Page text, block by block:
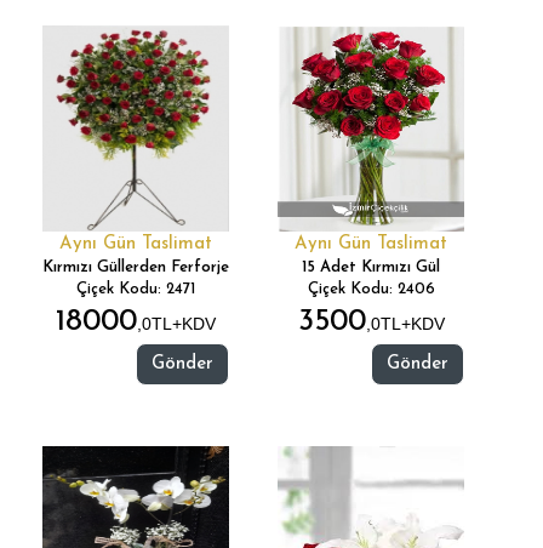
Aynı Gün Taslimat
Kırmızı Güllerden Ferforje
Çiçek Kodu: 2471
18000,0TL+KDV
Gönder
Aynı Gün Taslimat
15 Adet Kırmızı Gül
Çiçek Kodu: 2406
3500,0TL+KDV
Gönder